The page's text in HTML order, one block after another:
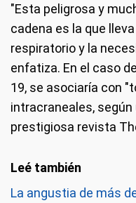
"Esta peligrosa y
cadena es la que
respiratorio y la
enfatiza. En el caso
19, se asociaría con
intracraneales,
prestigiosa revista
La angustia de más